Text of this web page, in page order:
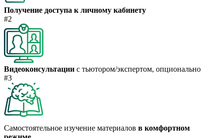
Получение доступа к личному кабинету
#2
Видеоконсультации с тьютором/экспертом, опционально
#3
Самостоятельное изучение материалов в комфортном